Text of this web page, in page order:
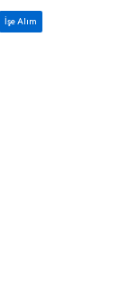
İşe Alım